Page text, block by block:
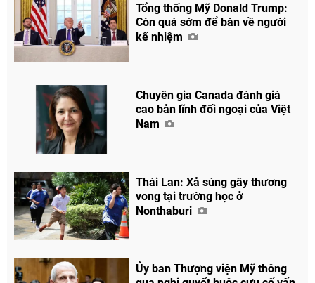
Tổng thống Mỹ Donald Trump:
Còn quá sớm để bàn về người
kế nhiệm
Chuyên gia Canada đánh giá
cao bản lĩnh đối ngoại của Việt
Nam
Thái Lan: Xả súng gây thương
vong tại trường học ở
Nonthaburi
Ủy ban Thượng viện Mỹ thông